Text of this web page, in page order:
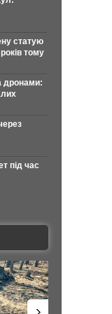
статую
тому
дронами:
під час